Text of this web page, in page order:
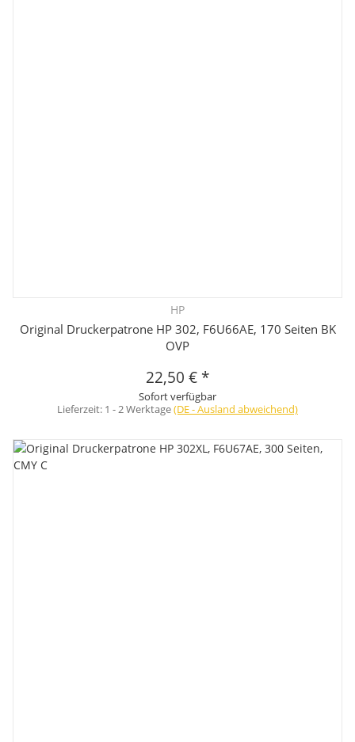
HP
Original Druckerpatrone HP 302, F6U66AE, 170 Seiten BK
OVP
22,50 € *
Sofort verfügbar
Lieferzeit: 1 - 2 Werktage(DE - Ausland abweichend)